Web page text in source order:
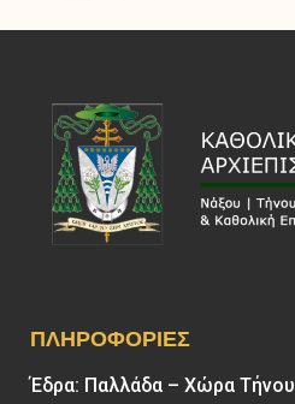
ΠΛΗΡΟΦΟΡΊΕΣ
Έδρα: Παλλάδα – Χώρα Τήνου